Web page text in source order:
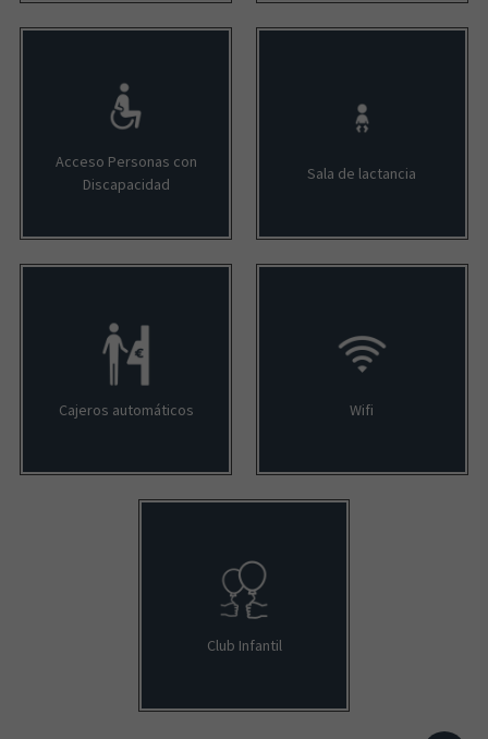
Acceso Personas con
Discapacidad
Sala de lactancia
Cajeros automáticos Wifi
Club Infantil